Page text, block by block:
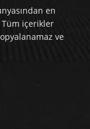
en
içerikler
ve